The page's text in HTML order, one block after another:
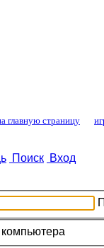
главную страницу
Поиск Вход